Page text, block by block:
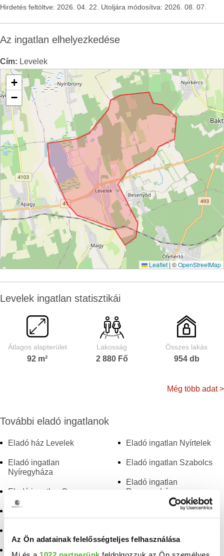
Az Ön adatainak felelősségteljes felhasználása
Hirdetés feltöltve: 2026. 04. 22. Utoljára módosítva: 2026. 08. 07.
Az ingatlan elhelyezkedése
Cím: Levelek
+
−
Leaflet | ©OpenStreetMap
Levelek ingatlan statisztikái
Átlagos alapterület
92 m²
Lakosság
2 880 Fő
Összes lakás
954 db
Még több adat >
További eladó ingatlanok
Eladó ház Levelek
Eladó ingatlan
Nyíregyháza
Eladó ingatlan Csenger
Eladó ingatlan
Eladó ingatlan Nyírtelek
Eladó ingatlan Szabolcs
Eladó ingatlan
Ramocsaháza
Eladó ingatlan Kisvarsány
Szamosszeg